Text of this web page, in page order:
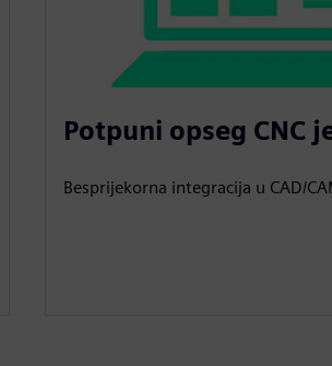
Potpuni opseg CNC
Besprijekorna integracija u CAD/